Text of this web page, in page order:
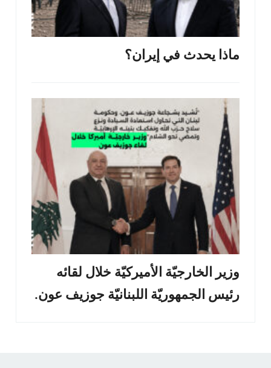
ماذا يحدث في إيران؟
وزير الخارجيّة الأميركيّة خلال لقائه
رئيس الجمهوريّة اللبنانيّة جوزيف عون.